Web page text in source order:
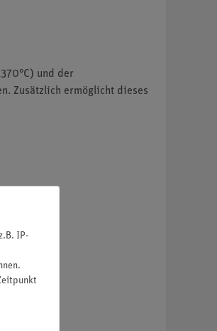
und der
Zusätzlich ermöglicht dieses
IP-